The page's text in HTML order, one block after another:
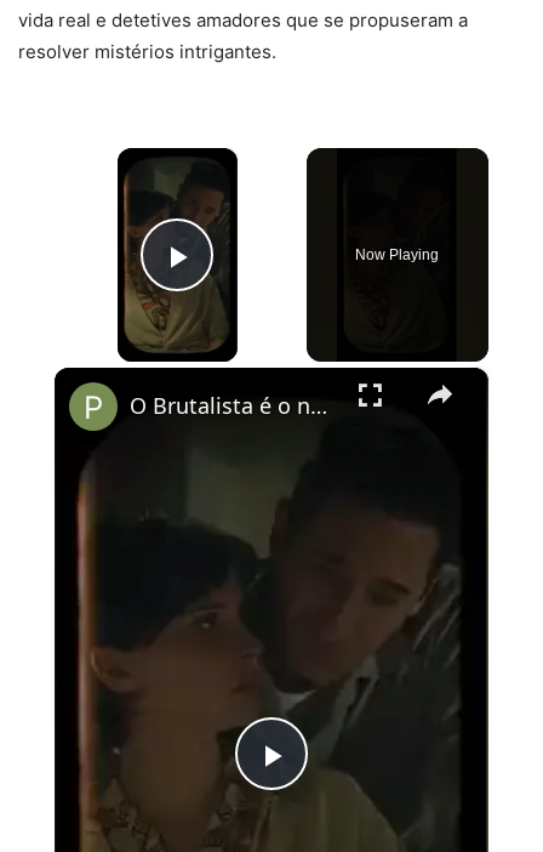
vida real e detetives amadores que se propuseram a
resolver mistérios intrigantes.
×
Play Video
Now Playing
×
Play
O Brutalista é o novo O Pianista?